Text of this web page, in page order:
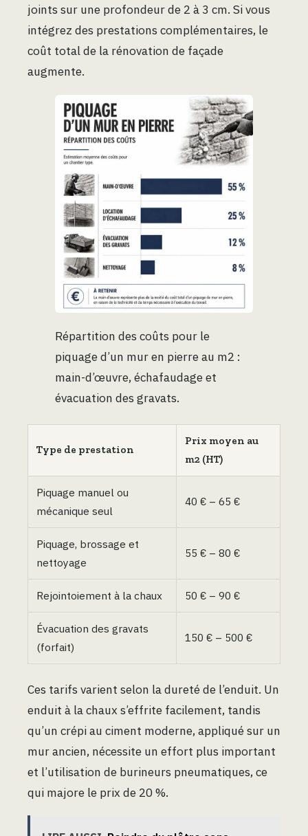
joints sur une profondeur de 2 à 3 cm. Si vous
intégrez des prestations complémentaires, le
coût total de la rénovation de façade
augmente.
Répartition des coûts pour le
piquage d’un mur en pierre au m2 :
main-d’œuvre, échafaudage et
évacuation des gravats.
Type de prestation
Prix moyen au
m2 (HT)
Piquage manuel ou
mécanique seul
40 € – 65 €
Piquage, brossage et
nettoyage
55 € – 80 €
Rejointoiement à la chaux 50 € – 90 €
Évacuation des gravats
(forfait)
150 € – 500 €
Ces tarifs varient selon la dureté de l’enduit. Un
enduit à la chaux s’effrite facilement, tandis
qu’un crépi au ciment moderne, appliqué sur un
mur ancien, nécessite un effort plus important
et l’utilisation de burineurs pneumatiques, ce
qui majore le prix de 20 %.